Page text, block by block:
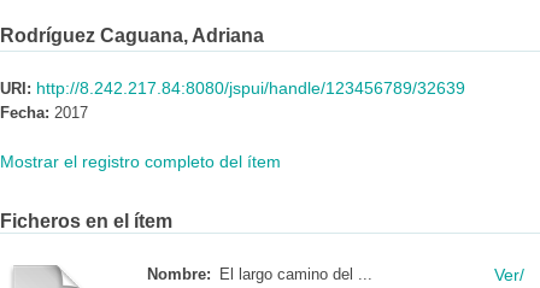
Rodríguez Caguana, Adriana
URI: http://8.242.217.84:8080/jspui/handle/123456789/32639
Fecha: 2017
Mostrar el registro completo del ítem
Ficheros en el ítem
Nombre:
El largo camino del ...
Ver/